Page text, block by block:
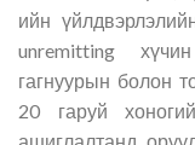
ийн
unremitting
гагнуурын болон
20 гаруй
ашиглалтанд